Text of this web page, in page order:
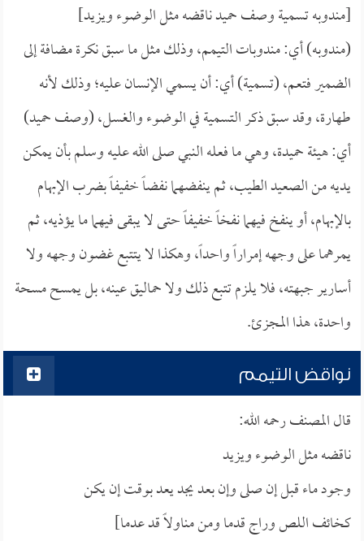
[مندوبه تسمية وصف حميد ناقضه مثل الوضوء ويزيد]
(مندوبه) أي: مندوبات التيمم، وذلك مثل ما سبق نكرة مضافة إلى
الضمير فتعم، (تسمية) أي: أن يسمي الإنسان عليه؛ وذلك لأنه
طهارة، وقد سبق ذكر التسمية في الوضوء والغسل، (وصف حميد)
أي: هيئة حميدة، وهي ما فعله النبي صلى الله عليه وسلم بأن يمكن
يديه من الصعيد الطيب، ثم ينفضهما نفضاً خفيفاً بضرب الإبهام
بالإبهام، أو ينفخ فيهما نفخاً خفيفاً حتى لا يبقى فيهما ما يؤذيه، ثم
يمرهما على وجهه إمراراً واحداً، وهكذا لا يتتبع غضون وجهه ولا
أسارير جبهته، فلا يلزم تتبع ذلك ولا حماليق عينه، بل يمسح مسحة
واحدة، هذا المجزئ.
نواقض التيمم
قال المصنف رحمه الله:
ناقضه مثل الوضوء ويزيد
وجود ماء قبل إن صلى وإن بعد يجد يعد بوقت إن يكن
كخائف اللص وراج قدما ومن مناولاً قد عدما]